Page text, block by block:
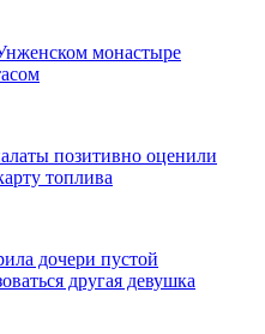
монастыре
позитивно оценили
топлива
дочери пустой
другая девушка